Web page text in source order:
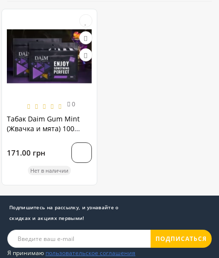
0
Табак Daim Gum Mint
(Жвачка и мята) 100
171.00 грн
Нет в наличии
Подпишитесь на рассылку, и узнавайте о
скидках и акциях первыми!
ПОДПИСАТЬСЯ
Я принимаю пользовательское соглашения